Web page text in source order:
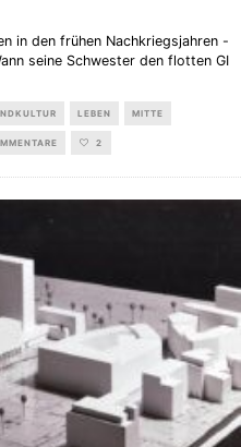
in den frühen Nachkriegsjahren -
seine Schwester den flotten GI
LEBEN MITTE
2